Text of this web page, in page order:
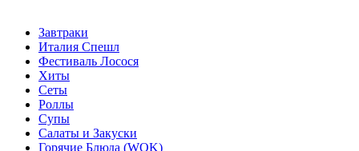
Завтраки
Италия Спешл
Фестиваль Лосося
Хиты
Сеты
Роллы
Супы
Салаты и Закуски
Горячие Блюда (WOK)